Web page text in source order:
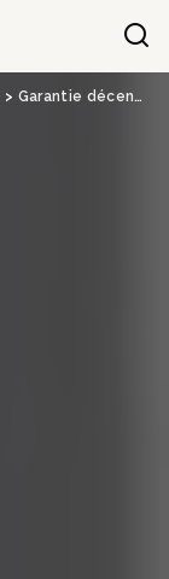
> Garantie décennale : la clause limitative de responsabilité est réputée non écrite